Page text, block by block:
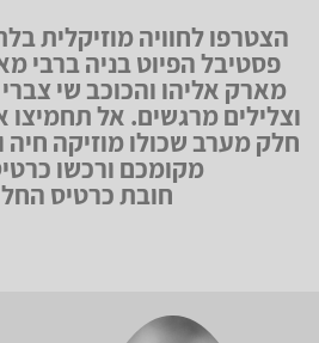
הצטרפו לחוויה מוזיקלית
פסטיבל הפיוט בניה ברבי
מארק אליהו והכוכב שי
וצלילים מרגשים. אל
חלק מערב שכולו מוזיקה
מקומכם ורכשו
חובת כרטיס החל